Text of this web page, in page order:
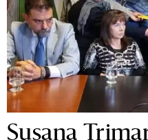
Susana